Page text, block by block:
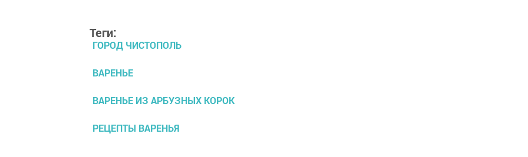
Теги:
ГОРОД ЧИСТОПОЛЬ
ВАРЕНЬЕ
ВАРЕНЬЕ ИЗ АРБУЗНЫХ КОРОК
РЕЦЕПТЫ ВАРЕНЬЯ